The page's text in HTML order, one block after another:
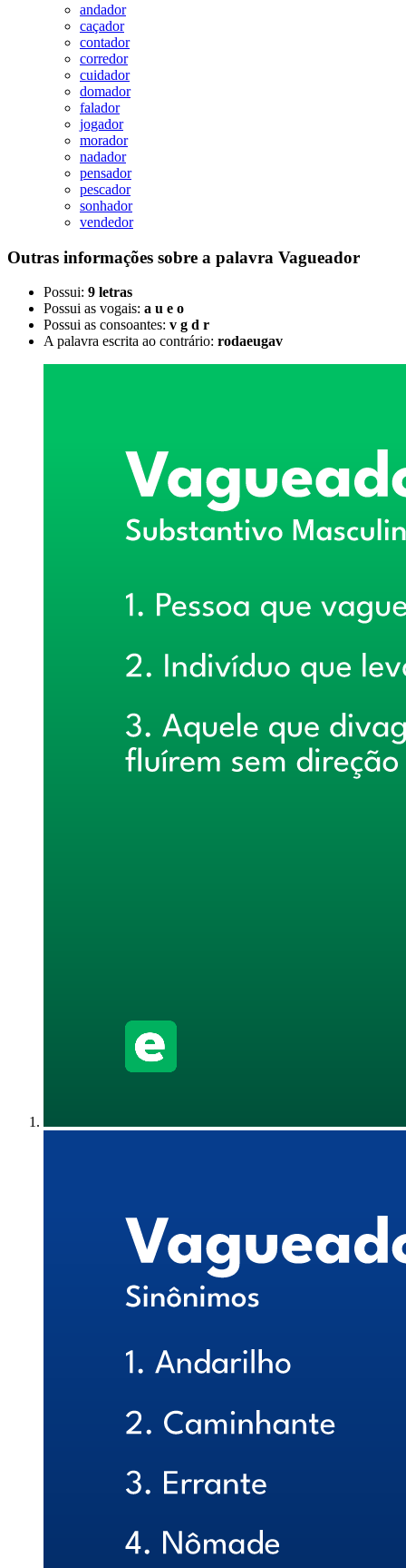
andador
caçador
contador
corredor
cuidador
domador
falador
jogador
morador
nadador
pensador
pescador
sonhador
vendedor
Outras informações sobre a palavra Vagueador
Possui: 9 letras
Possui as vogais: a u e o
Possui as consoantes: v g d r
A palavra escrita ao contrário: rodaeugav